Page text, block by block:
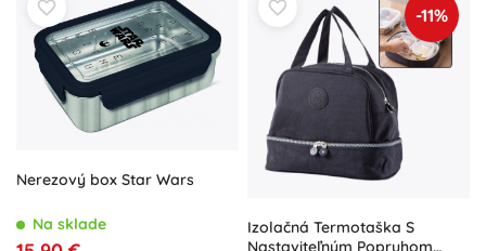
Nerezový box Star Wars
Na sklade
-11%
Izolačná Termotaška S
Nastaviteľným Popruhom